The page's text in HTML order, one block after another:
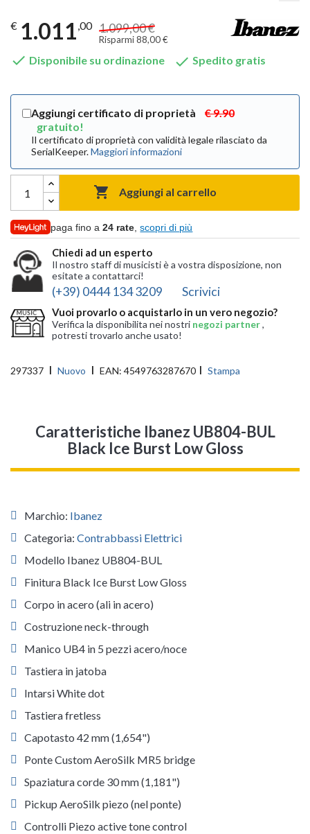
€ 1.011,00 1.099,00 €
Risparmi 88,00 €
 Disponibile su ordinazione  Spedito gratis
Aggiungi certificato di proprietà
€ 9.90
gratuito!
Il certificato di proprietà con validità legale rilasciato da
SerialKeeper.Maggiori informazioni
 Aggiungi al carrello
paga fino a24 rate ,scopri di più
Chiedi ad un esperto
Il nostro staff di musicisti è a vostra disposizione, non
esitate a contattarci!
(+39) 0444 134 3209 Scrivici
Vuoi provarlo o acquistarlo in un vero negozio?
Verifica la disponibilita nei nostri negozi partner,
potresti trovarlo anche usato!
297337 Nuovo EAN: 4549763287670 Stampa
Caratteristiche Ibanez UB804-BUL
Black Ice Burst Low Gloss
Marchio: Ibanez
Categoria: Contrabbassi Elettrici
Modello Ibanez UB804-BUL
Finitura Black Ice Burst Low Gloss
Corpo in acero (ali in acero)
Costruzione neck-through
Manico UB4 in 5 pezzi acero/noce
Tastiera in jatoba
Intarsi White dot
Tastiera fretless
Capotasto 42 mm (1,654")
Ponte Custom AeroSilk MR5 bridge
Spaziatura corde 30 mm (1,181")
Pickup AeroSilk piezo (nel ponte)
Controlli Piezo active tone control